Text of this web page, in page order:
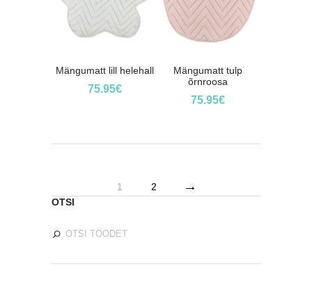
Mängumatt lill helehall
75.95€
Mängumatt tulp
õrnroosa
75.95€
1 2 →
OTSI